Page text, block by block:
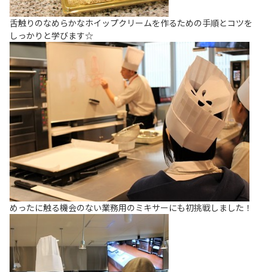
舌触りのなめらかなホイップクリームを作るための手順とコツを
しっかりと学びます☆
めったに触る機会のない業務用のミキサーにも初挑戦しました！